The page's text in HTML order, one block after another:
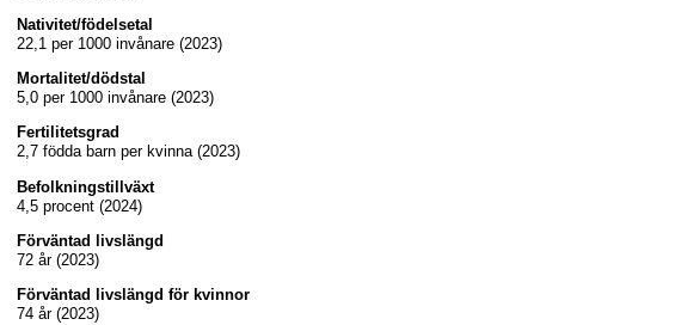
Nativitet/födelsetal
22,1 per 1000 invånare (2023)
Mortalitet/dödstal
5,0 per 1000 invånare (2023)
Fertilitetsgrad
2,7 födda barn per kvinna (2023)
Befolkningstillväxt
4,5 procent (2024)
Förväntad livslängd
72 år (2023)
Förväntad livslängd för kvinnor
74 år (2023)